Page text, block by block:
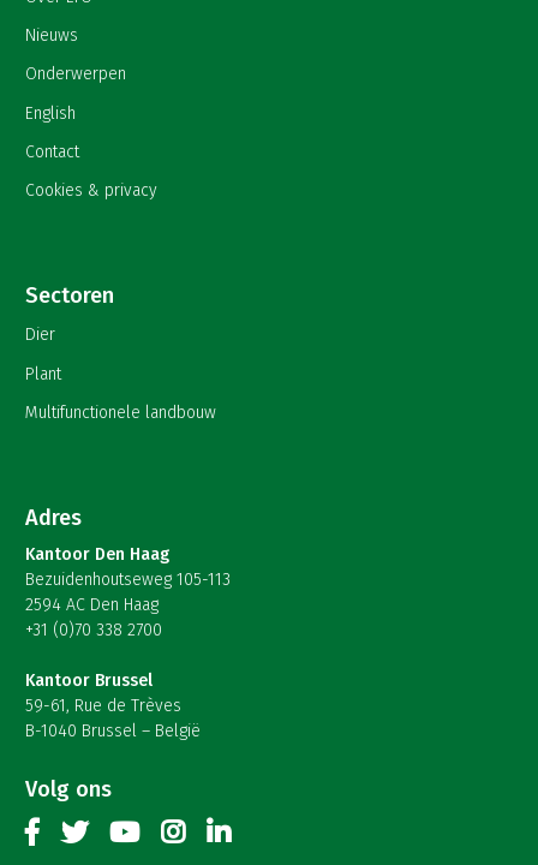
Nieuws
Onderwerpen
English
Contact
Cookies & privacy
Sectoren
Dier
Plant
Multifunctionele landbouw
Adres
Kantoor Den Haag
Bezuidenhoutseweg 105-113
2594 AC Den Haag
+31 (0)70 338 2700
Kantoor Brussel
59-61, Rue de Trèves
B-1040 Brussel – België
Volg ons